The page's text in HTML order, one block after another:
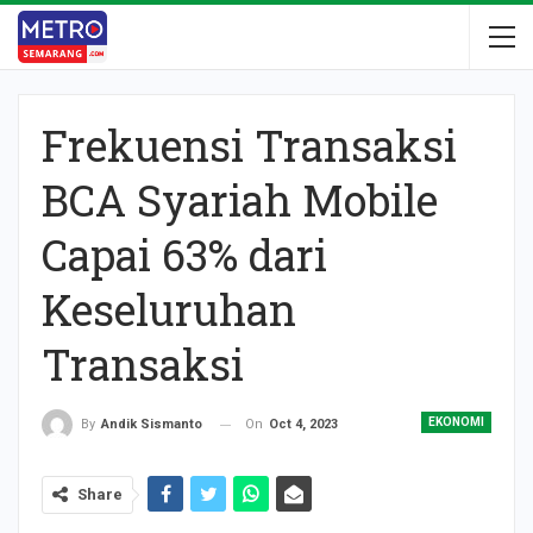
Frekuensi Transaksi
BCA Syariah Mobile
Capai 63% dari
Keseluruhan
Transaksi
EKONOMI
By Andik Sismanto On Oct 4, 2023
Share